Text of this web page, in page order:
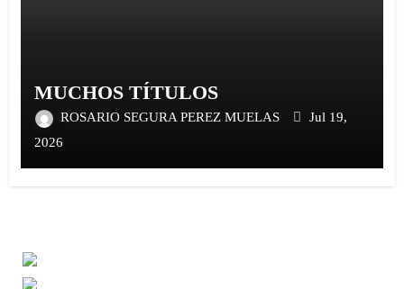
MUCHOS TÍTULOS
ROSARIO SEGURA PEREZ MUELAS
Jul 19,
2026